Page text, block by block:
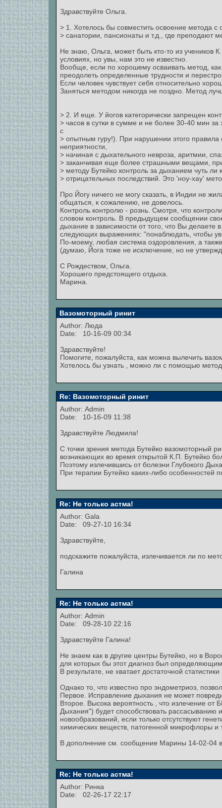
Здравствуйте Ольга.
> 1. Хотелось бы совместить освоение метода с
> санатории, пансионаты и т.д., где преподают
Не знаю, Ольга, может быть кто-то из учеников
условиях, но увы, нам это не известно.
Вообще, если по хорошему осваивать метод,
преодолеть определенные трудности и
Если человек чувствует себя относительно
Заняться методом никогда не поздно. Метод
> 2. И еще. У йогов категорически запрещен
> часов в сутки в сумме и не более 30-40 мин за
с
> опытным гуру!). При нарушении этого
неприятности,
> начиная с дыхательного невроза, аритмии,
> заканчивая еще более страшными вещами,
> методу Бутейко контроль за дыханием чуть ли
> отрицательных последствий. Это 'ноу-хау'
Про Йогу ничего не могу сказать, в Индии не
общаться, к сожалению, не довелось.
Контроль контролю - рознь. Смотря, что
словом контроль. В предыдущем сообщении
дыхание в зависимости от того, что Вы делаете
следующих выражениях: "понаблюдать, чтобы
По-моему, любая система оздоровления, а
(думаю, Йога тоже не исключение, но не
С Рождеством, Ольга.
Хорошего предстоящего отдыха.
Марина.
Вазомоторный ринит
Author: Люда
Date: 10-16-09 00:34
Здравствуйте!
Помогите, пожалуйста, как можна вылечить
Хотелось бы узнать , можно ли с помощью
Re: Вазомоторный ринит
Author: Admin
Date: 10-16-09 11:38
Здравствуйте Людмила!
С точки зрения метода Бутейко вазомоторный
возникающих во время открытой К.П. Бутейко
Поэтому излечившись от болезни Глубокого
При терапии Бутейко каких-либо особенностей
Re: Не только астма!
Author: Gala
Date: 09-27-10 16:34
Здравствуйте,
подскажите пожалуйста, излечивается ли по
Галина
Re: Не только астма!
Author: Admin
Date: 09-28-10 22:16
Здравствуйте Галина!
Не знаем как в другие центры Бутейко, но в
для которых бы этот диагноз был
В результате, не хватает достаточной
Однако то, что известно про эндометриоз,
Первое. Исправление дыхания не может
Второе. Высока вероятность , что излечение от
Дыхания") будет способствовать рассасыванию
новообразований, если только отсутствуют
химических веществ, патогенной микрофлоры и
В дополнение см. сообщение Марины 14-02-04
Re: Не только астма!
Author: Ринка
Date: 02-26-17 22:17